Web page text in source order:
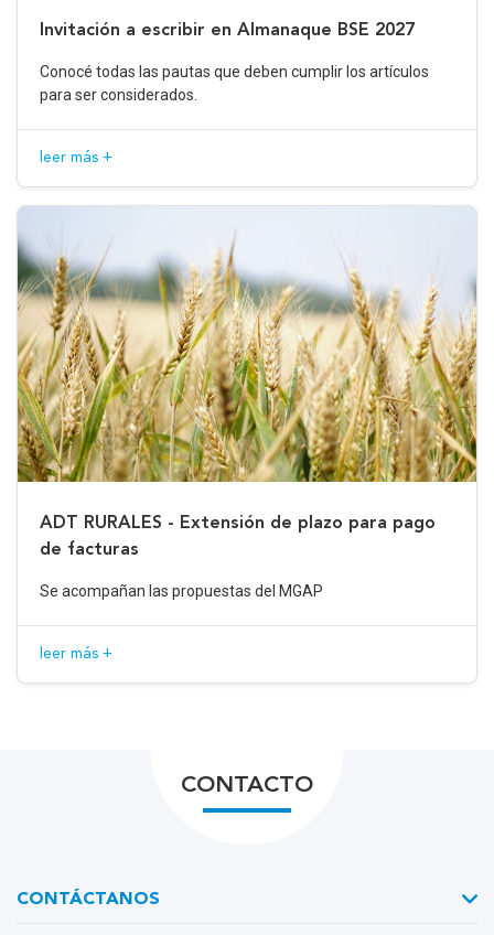
Invitación a escribir en Almanaque BSE 2027
Conocé todas las pautas que deben cumplir los artículos
para ser considerados.
leer más +
ADT RURALES - Extensión de plazo para pago
de facturas
Se acompañan las propuestas del MGAP
leer más +
CONTACTO
CONTÁCTANOS